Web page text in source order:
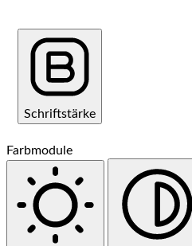
Schriftstärke
Farbmodule